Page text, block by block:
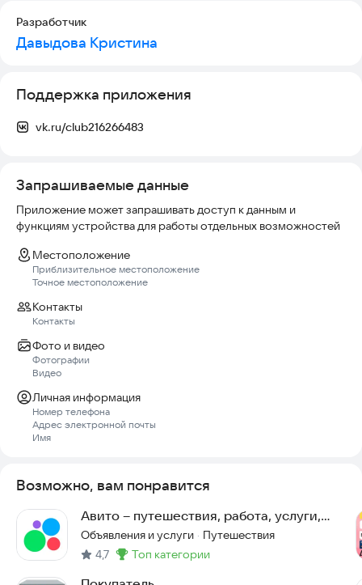
Разработчик
Давыдова Кристина
Поддержка приложения
vk.ru/club216266483
Запрашиваемые данные
Приложение может запрашивать доступ к данным и
функциям устройства для работы отдельных возможностей
Местоположение
Приблизительное местоположение
Точное местоположение
Контакты
Контакты
Фото и видео
Фотографии
Видео
Личная информация
Номер телефона
Адрес электронной почты
Имя
Возможно, вам понравится
Авито – путешествия, работа, услуги,
авто
Объявления и услуги · Путешествия
4,7
Метка:
топ категории